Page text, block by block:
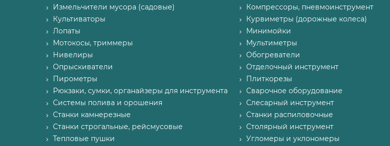
Измельчители мусора (садовые)
Компрессоры, пневмоинструмент
Культиваторы
Курвиметры (дорожные колеса)
Лопаты
Минимойки
Мотокосы, триммеры
Мультиметры
Нивелиры
Обогреватели
Опрыскиватели
Отделочный инструмент
Пирометры
Плиткорезы
Рюкзаки, сумки, органайзеры для инструмента
Сварочное оборудование
Системы полива и орошения
Слесарный инструмент
Станки камнерезные
Станки распиловочные
Станки строгальные, рейсмусовые
Столярный инструмент
Тепловые пушки
Угломеры и уклономеры